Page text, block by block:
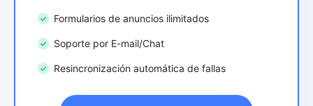
Formularios de anuncios ilimitados
Soporte por E-mail/Chat
Resincronización automática de fallas